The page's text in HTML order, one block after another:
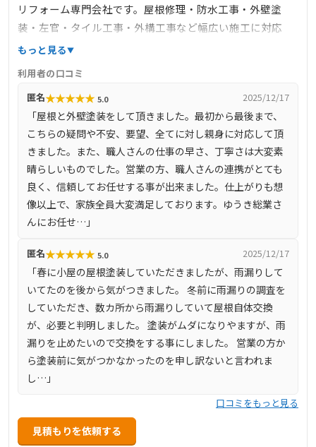
リフォーム専門会社です。屋根修理・防水工事・外壁塗
装・左官・タイル工事・外構工事など幅広い施工に対応
し、2000件以上の実績を誇ります。特に屋根修理では、葺
の申請サポートも行っています。施工エリアは山形県全域
で、南陽市も対象です。施工後のアフターケアや定期点検
も充実しており、地域密着型のサービスを提供していま
す。
もっと見る
利用者の口コミ
匿名★★★★★ 5.0 2025/12/17
「屋根と外壁塗装をして頂きました。最初から最後まで、
こちらの疑問や不安、要望、全てに対し親身に対応して頂
きました。また、職人さんの仕事の早さ、丁寧さは大変素
晴らしいものでした。営業の方、職人さんの連携がとても
良く、信頼してお任せする事が出来ました。仕上がりも想
像以上で、家族全員大変満足しております。ゆうき総業さ
んにお任せ…」
匿名★★★★★ 5.0 2025/12/17
「春に小屋の屋根塗装していただきましたが、雨漏りして
いてたのを後から気がつきました。 冬前に雨漏りの調査を
していただき、数カ所から雨漏りしていて屋根自体交換
が、必要と判明しました。 塗装がムダになりやますが、雨
漏りを止めたいので交換をする事にしました。 営業の方か
ら塗装前に気がつかなかったのを申し訳ないと言われま
し…」
口コミをもっと見る
見積もりを依頼する